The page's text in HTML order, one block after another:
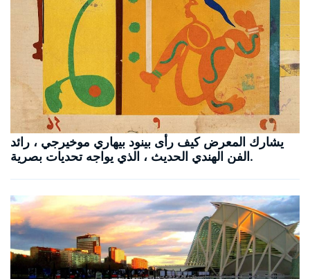
يشارك المعرض كيف رأى بينود بيهاري موخيرجي ، رائد
الفن الهندي الحديث ، الذي يواجه تحديات بصرية.